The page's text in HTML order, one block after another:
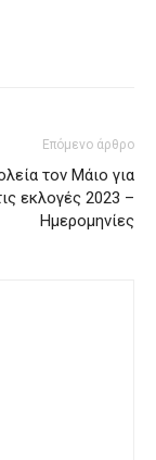
Επόμενο άρθρο
τον Μάιο για
εκλογές 2023 –
Ημερομηνίες